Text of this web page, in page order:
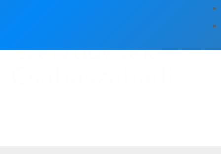
Szerződések –